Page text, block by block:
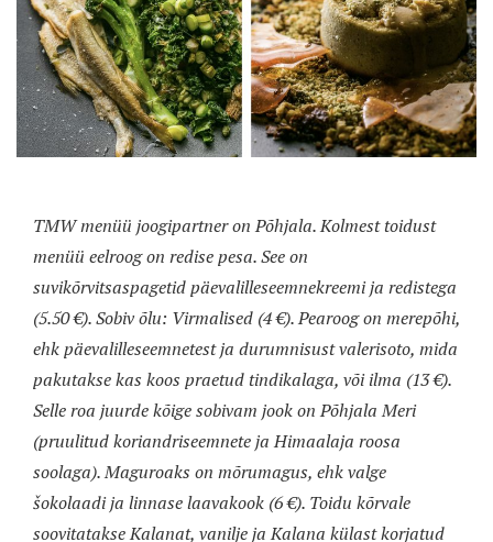
TMW menüü joogipartner on Põhjala. Kolmest toidust
menüü eelroog on redise pesa. See on
suvikõrvitsaspagetid päevalilleseemnekreemi ja redistega
(5.50 €). Sobiv õlu: Virmalised (4 €). Pearoog on merepõhi,
ehk päevalilleseemnetest ja durumnisust valerisoto, mida
pakutakse kas koos praetud tindikalaga, või ilma (13 €).
Selle roa juurde kõige sobivam jook on Põhjala Meri
(pruulitud koriandriseemnete ja Himaalaja roosa
soolaga). Maguroaks on mõrumagus, ehk valge
šokolaadi ja linnase laavakook (6 €). Toidu kõrvale
soovitatakse Kalanat, vanilje ja Kalana külast korjatud